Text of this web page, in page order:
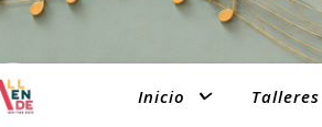
Inicio Talleres